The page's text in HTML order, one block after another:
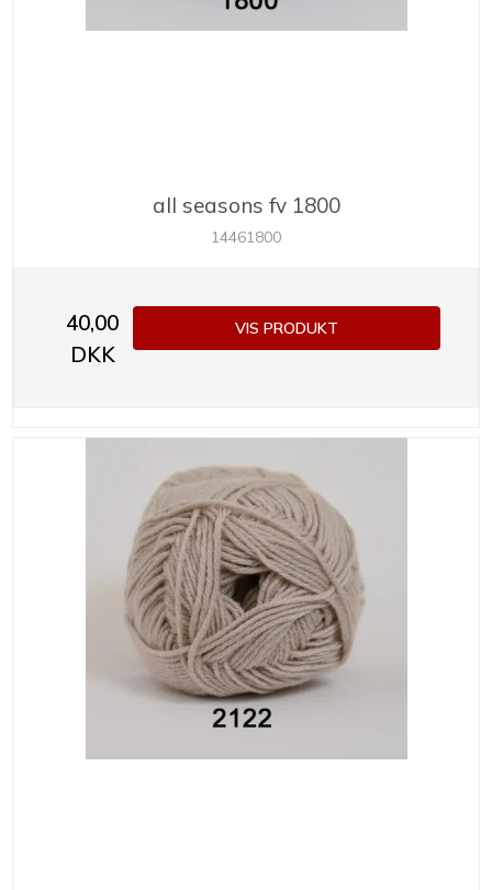
all seasons fv 1800
14461800
40,00
DKK
VIS PRODUKT